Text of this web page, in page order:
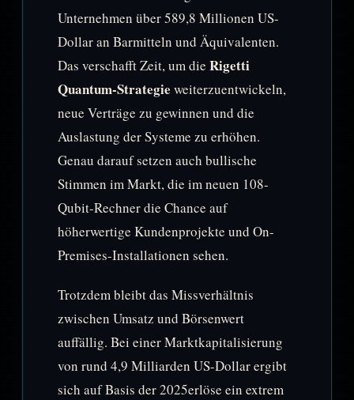
Unternehmen über 589,8 Millionen US-
Dollar an Barmitteln und Äquivalenten.
Das verschafft Zeit, um die Rigetti
Quantum-Strategie weiterzuentwickeln,
neue Verträge zu gewinnen und die
Auslastung der Systeme zu erhöhen.
Genau darauf setzen auch bullische
Stimmen im Markt, die im neuen 108-
Qubit-Rechner die Chance auf
höherwertige Kundenprojekte und On-
Premises-Installationen sehen.
Trotzdem bleibt das Missverhältnis
zwischen Umsatz und Börsenwert
auffällig. Bei einer Marktkapitalisierung
von rund 4,9 Milliarden US-Dollar ergibt
sich auf Basis der 2025erlöse ein extrem